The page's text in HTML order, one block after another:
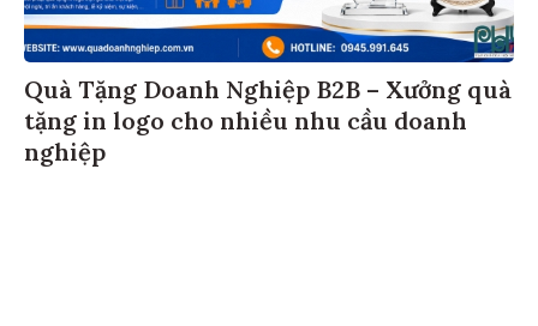
Quà Tặng Doanh Nghiệp B2B – Xưởng quà
tặng in logo cho nhiều nhu cầu doanh
nghiệp